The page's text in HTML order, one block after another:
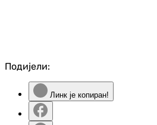
Подијели:
Линк је копиран!